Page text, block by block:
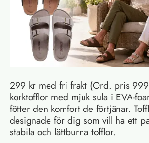
299 kr med fri frakt (Ord. pris
korktofflor med mjuk sula i EVA-
fötter den komfort de förtjänar.
designade för dig som vill ha ett
stabila och lättburna tofflor.